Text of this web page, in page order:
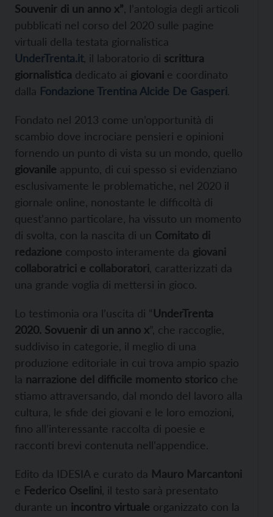
Souvenir di un anno x” , l’antologia degli articoli
pubblicati nel corso del 2020 sulle pagine
virtuali della testata giornalistica
UnderTrenta.it, il laboratorio di scrittura
giornalistica dedicato ai giovani e coordinato
dalla Fondazione Trentina Alcide De Gasperi.
Fondato nel 2013 come un’opportunità di
scambio dove incrociare pensieri e opinioni
fornendo un punto di vista su un mondo, quello
giovanile appunto, di cui spesso si evidenziano
esclusivamente le problematiche, nel 2020 il
giornale online, nonostante le difficoltà di
quest’anno particolare, ha vissuto un momento
di svolta, con la nascita di un Comitato di
redazione composto interamente da giovani
collaboratrici e collaboratori , caratterizzati da
una grande voglia di mettersi in gioco.
Lo testimonia ora l’uscita di “UnderTrenta
2020. Sovuenir di un anno x”, che raccoglie,
suddiviso in categorie, il meglio di una
produzione editoriale in cui trova ampio spazio
la narrazione del difficile momento storico che
stiamo attraversando, dal mondo del lavoro alla
cultura, le sfide dei giovani e le loro emozioni,
fino all’interessante raccolta di poesie e
racconti brevi contenuta nell’appendice.
Edito da IDESIA e curato da Mauro Marcantoni
e Federico Oselini , il testo sarà presentato
durante un incontro virtuale organizzato con la